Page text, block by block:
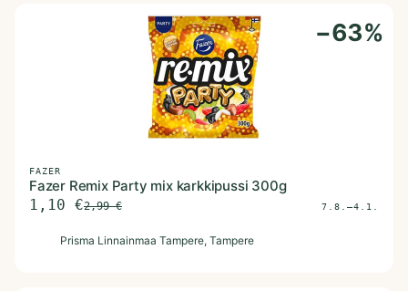
−63%
FAZER
Fazer Remix Party mix karkkipussi 300g
1,10 €2,99€ 7.8.–4.1.
Prisma Linnainmaa Tampere, Tampere